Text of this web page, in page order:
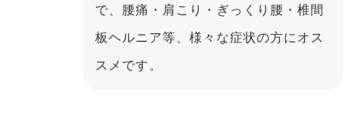
で、腰痛・肩こり・ぎっくり腰・椎間
板ヘルニア等、様々な症状の方にオス
スメです。